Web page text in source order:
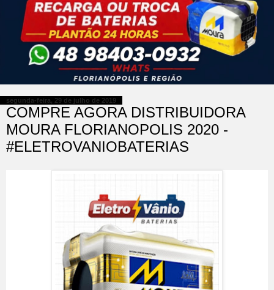
segunda-feira, 29 de julho de 2019
COMPRE AGORA DISTRIBUIDORA
MOURA FLORIANOPOLIS 2020 -
#ELETROVANIOBATERIAS